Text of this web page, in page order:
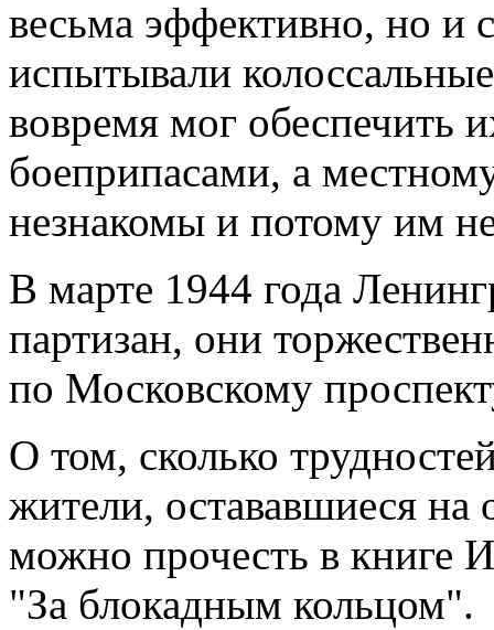
весьма эффективно, но и
испытывали
вовремя мог обеспечить
боеприпасами, а
незнакомы и потому им
В марте 1944 года
партизан, они
по Московскому
О том, сколько
жители, остававшиеся на
можно прочесть в книге
"За блокадным кольцом".